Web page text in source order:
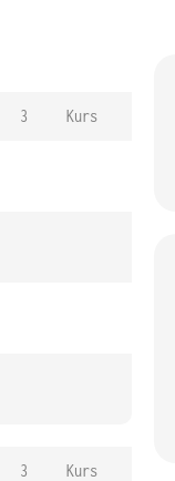
3 Kurs
3 Kurs